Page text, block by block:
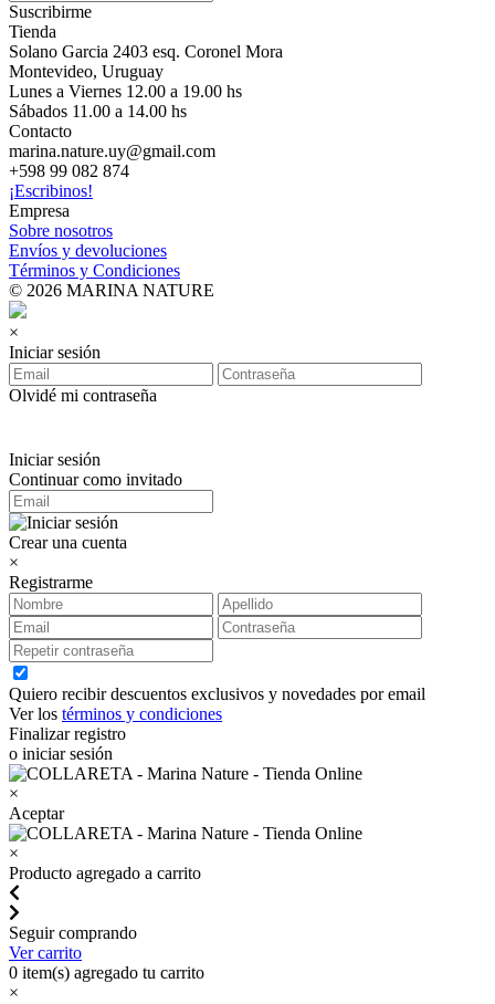
Suscribirme
Tienda
Solano Garcia 2403 esq. Coronel Mora
Montevideo, Uruguay
Lunes a Viernes 12.00 a 19.00 hs
Sábados 11.00 a 14.00 hs
Contacto
marina.nature.uy@gmail.com
+598 99 082 874
¡Escribinos!
Empresa
Sobre nosotros
Envíos y devoluciones
Términos y Condiciones
© 2026 MARINA NATURE
×
Iniciar sesión
Olvidé mi contraseña
Iniciar sesión
Continuar como invitado
Crear una cuenta
×
Registrarme
Quiero recibir descuentos exclusivos y novedades por email
Ver los términos y condiciones
Finalizar registro
o iniciar sesión
×
Aceptar
×
Producto agregado a carrito
Seguir comprando
Ver carrito
0 item(s) agregado tu carrito
×